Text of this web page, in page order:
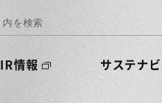
IR情報 サステナ